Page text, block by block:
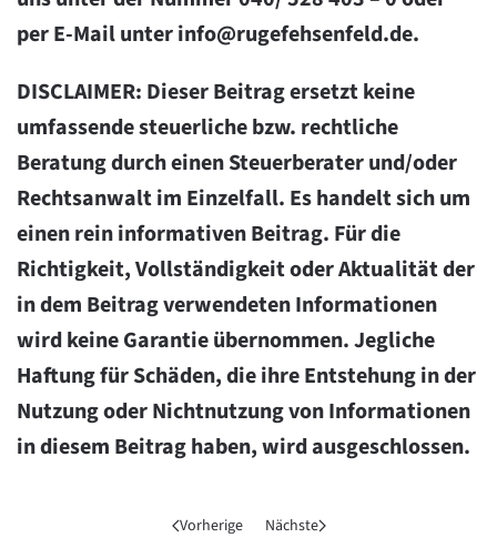
per E-Mail unterinfo@rugefehsenfeld.de.
DISCLAIMER: Dieser Beitrag ersetzt keine
umfassende steuerliche bzw. rechtliche
Beratung durch einen Steuerberater und/oder
Rechtsanwalt im Einzelfall. Es handelt sich um
einen rein informativen Beitrag. Für die
Richtigkeit, Vollständigkeit oder Aktualität der
in dem Beitrag verwendeten Informationen
wird keine Garantie übernommen. Jegliche
Haftung für Schäden, die ihre Entstehung in der
Nutzung oder Nichtnutzung von Informationen
in diesem Beitrag haben, wird ausgeschlossen.
Vorherige Nächste